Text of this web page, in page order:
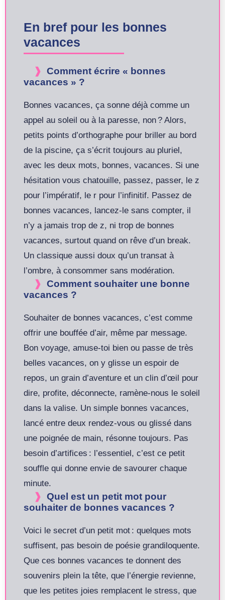
En bref pour les bonnes
vacances
Comment écrire « bonnes
vacances » ?
Bonnes vacances, ça sonne déjà comme un
appel au soleil ou à la paresse, non ? Alors,
petits points d’orthographe pour briller au bord
de la piscine, ça s’écrit toujours au pluriel,
avec les deux mots, bonnes, vacances. Si une
hésitation vous chatouille, passez, passer, le z
pour l’impératif, le r pour l’infinitif. Passez de
bonnes vacances, lancez-le sans compter, il
n’y a jamais trop de z, ni trop de bonnes
vacances, surtout quand on rêve d’un break.
Un classique aussi doux qu’un transat à
l’ombre, à consommer sans modération.
Comment souhaiter une bonne
vacances ?
Souhaiter de bonnes vacances, c’est comme
offrir une bouffée d’air, même par message.
Bon voyage, amuse-toi bien ou passe de très
belles vacances, on y glisse un espoir de
repos, un grain d’aventure et un clin d’œil pour
dire, profite, déconnecte, ramène-nous le soleil
dans la valise. Un simple bonnes vacances,
lancé entre deux rendez-vous ou glissé dans
une poignée de main, résonne toujours. Pas
besoin d’artifices : l’essentiel, c’est ce petit
souffle qui donne envie de savourer chaque
minute.
Quel est un petit mot pour
souhaiter de bonnes vacances ?
Voici le secret d’un petit mot : quelques mots
suffisent, pas besoin de poésie grandiloquente.
Que ces bonnes vacances te donnent des
souvenirs plein la tête, que l’énergie revienne,
que les petites joies remplacent le stress, que